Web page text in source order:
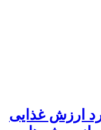
ارزش غذایی